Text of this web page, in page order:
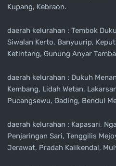
Kupang, Kebraon.
daerah kelurahan : Tembok
Siwalan Kerto, Banyuurip,
Ketintang, Gunung Anyar
daerah kelurahan : Dukuh
Kembang, Lidah Wetan,
Pucangsewu, Gading, Bendul
daerah kelurahan : Kapasari,
Penjaringan Sari, Tenggilis
Jerawat, Pradah Kalikendal,